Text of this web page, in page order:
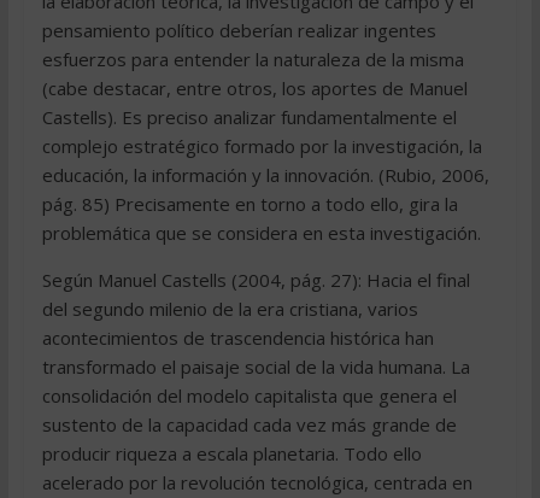
pensamiento político deberían realizar ingentes
esfuerzos para entender la naturaleza de la misma
(cabe destacar, entre otros, los aportes de Manuel
Castells). Es preciso analizar fundamentalmente el
complejo estratégico formado por la investigación, la
educación, la información y la innovación. (Rubio, 2006,
pág. 85) Precisamente en torno a todo ello, gira la
problemática que se considera en esta investigación.
Según Manuel Castells (2004, pág. 27): Hacia el final
del segundo milenio de la era cristiana, varios
acontecimientos de trascendencia histórica han
transformado el paisaje social de la vida humana. La
consolidación del modelo capitalista que genera el
sustento de la capacidad cada vez más grande de
producir riqueza a escala planetaria. Todo ello
acelerado por la revolución tecnológica, centrada en